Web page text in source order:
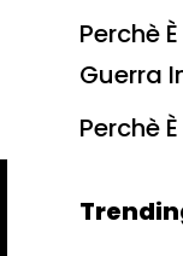
Perchè
Guerra
Perchè